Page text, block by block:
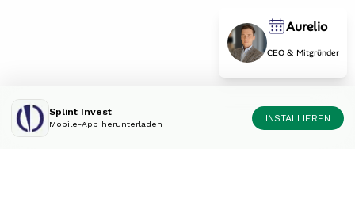
Aurelio
CEO & Mitgründer
Splint Invest
Mobile-App herunterladen
INSTALLIEREN